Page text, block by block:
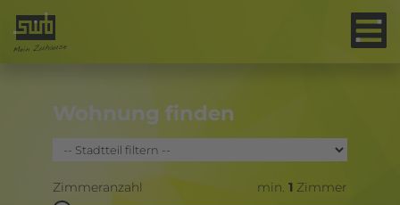
Wohnung finden
Zimmeranzahl min. 1 Zimmer